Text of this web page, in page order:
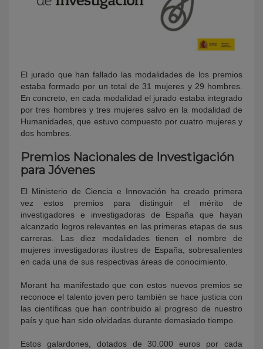
El jurado que han fallado las modalidades de los premios
estaba formado por un total de 31 mujeres y 29 hombres.
En concreto, en cada modalidad el jurado estaba integrado
por tres hombres y tres mujeres salvo en la modalidad de
Humanidades, que estuvo compuesto por cuatro mujeres y
dos hombres.
Premios Nacionales de Investigación
para Jóvenes
El Ministerio de Ciencia e Innovación ha creado primera
vez estos premios para distinguir el mérito de
investigadores e investigadoras de España que hayan
alcanzado logros relevantes en las primeras etapas de sus
carreras. Las diez modalidades tienen el nombre de
mujeres investigadoras ilustres de España, sobresalientes
en cada una de sus respectivas áreas de conocimiento.
Morant ha manifestado que con estos nuevos premios se
reconoce el talento joven pero también se hace justicia con
las científicas que han contribuido al progreso de nuestro
país y que han sido olvidadas durante demasiado tiempo.
Estos galardones, dotados de 30.000 euros por cada